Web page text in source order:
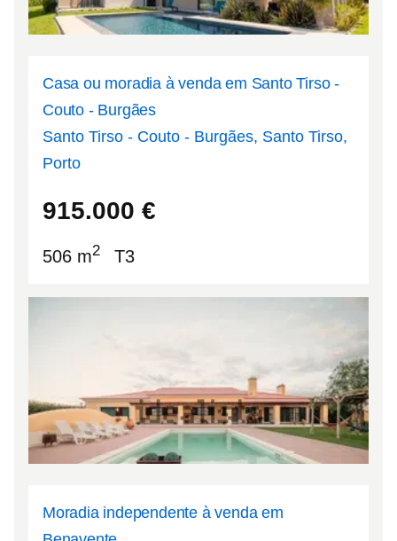
Casa ou moradia à venda em Santo Tirso -
Couto - Burgães
Santo Tirso - Couto - Burgães, Santo Tirso,
Porto
915.000 €
506 m2 T3
Moradia independente à venda em